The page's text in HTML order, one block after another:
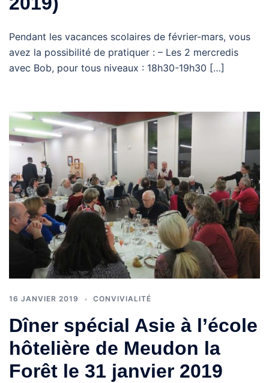
Pendant les vacances scolaires de février-mars, vous
avez la possibilité de pratiquer : – Les 2 mercredis
avec Bob, pour tous niveaux : 18h30-19h30 […]
16 JANVIER 2019 CONVIVIALITÉ
Dîner spécial Asie à l’école
hôtelière de Meudon la
Forêt le 31 janvier 2019